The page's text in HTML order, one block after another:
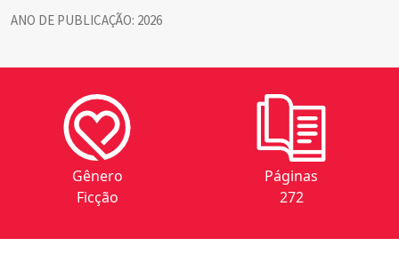
ANO DE PUBLICAÇÃO: 2026
Gênero
Ficção
Páginas
272